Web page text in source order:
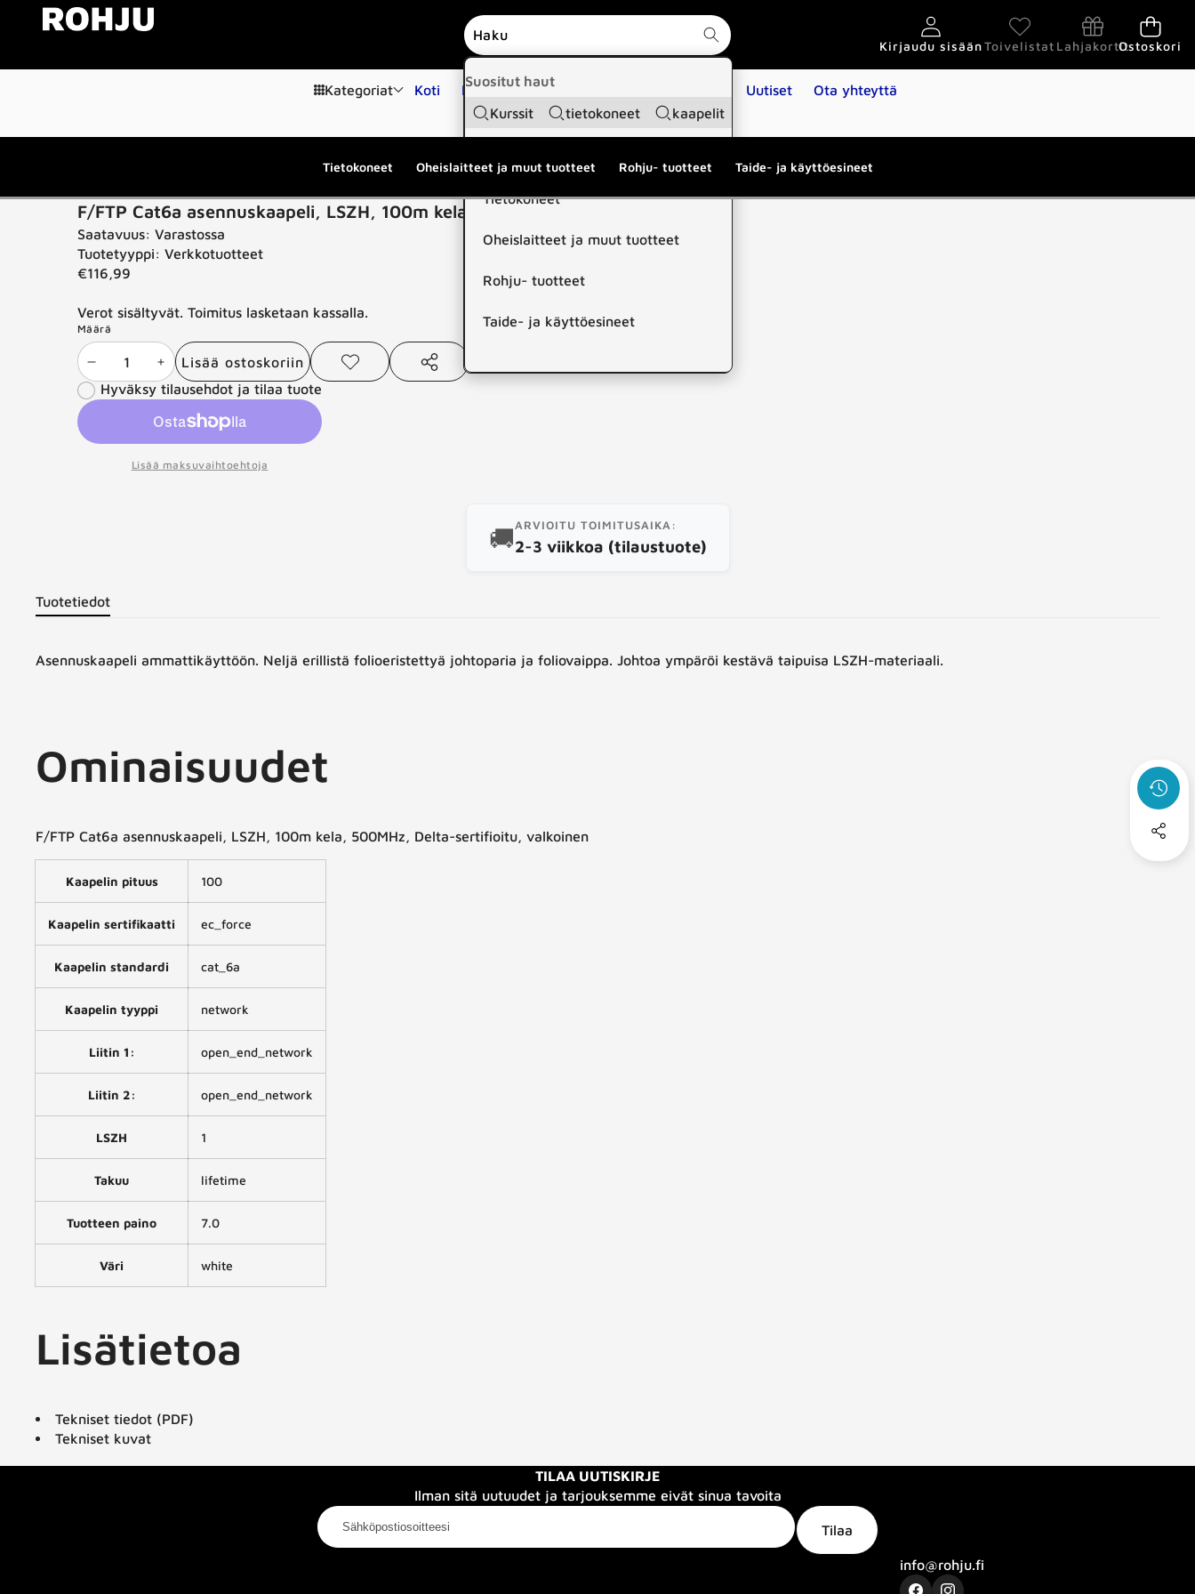
Suositut haut
Kurssit tietokoneet kaapelit
Suositut kategoriat
Tietokoneet
Oheislaitteet ja muut tuotteet
Rohju- tuotteet
Taide- ja käyttöesineet
Kirjaudu sisäänToivelistat LahjakortitOstoskori
Kategoriat Koti Kauppa Koulutukset Uutiset Ota yhteyttä
Tietokoneet Oheislaitteet ja muut tuotteet Rohju- tuotteet Taide- ja käyttöesineet
Siirry tuotetietoihin
F/FTP Cat6a asennuskaapeli, LSZH, 100m kela, valk
Saatavuus: Varastossa
Tuotetyyppi: Verkkotuotteet
€116,99
Verot sisältyvät. Toimitus lasketaan kassalla.
Määrä
Vähennä
määrää
Lisää
määrää
Lisää ostoskoriin
Lisää
toivelistaan
Jaa
Hyväksy tilausehdot ja tilaa tuote
Lisää maksuvaihtoehtoja
🚚ARVIOITU TOIMITUSAIKA:
2-3 viikkoa (tilaustuote)
Tuotetiedot
Asennuskaapeli ammattikäyttöön. Neljä erillistä folioeristettyä johtoparia ja foliovaippa. Johtoa ympäröi kestävä taipuisa LSZH-materiaali.
Ominaisuudet
F/FTP Cat6a asennuskaapeli, LSZH, 100m kela, 500MHz, Delta-sertifioitu, valkoinen
Kaapelin pituus 100
Kaapelin sertifikaatti ec_force
Kaapelin standardi cat_6a
Kaapelin tyyppi network
Liitin 1: open_end_network
Liitin 2: open_end_network
LSZH 1
Takuu lifetime
Tuotteen paino 7.0
Väri white
Lisätietoa
Tekniset tiedot (PDF)
Tekniset kuvat
TILAA UUTISKIRJE
Ilman sitä uutuudet ja tarjouksemme eivät sinua tavoita
Sähköpostiosoitteesi
Tilaa
info@rohju.fi